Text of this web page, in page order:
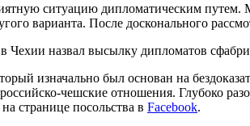
ситуацию дипломатическим
варианта. После досконального
Чехии назвал высылку дипломатов
изначально был основан на
чешские отношения. Глубоко
странице посольства в Facebook.